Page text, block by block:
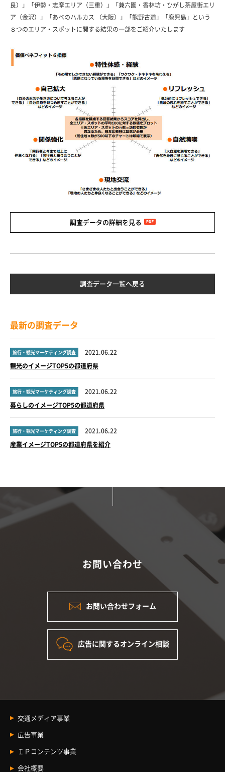
良）」「伊勢・志摩エリア（三重）」「兼六園・香林坊・ひがし茶屋街エリ
ア（金沢）」「あべのハルカス （大阪）」「熊野古道」「鹿児島」という
８つのエリア・スポットに関する結果の一部をご紹介いたします
調査データの詳細を見る
調査データ一覧へ戻る
最新の調査データ
旅行・観光マーケティング調査 2021.06.22
観光のイメージTOP5の都道府県
旅行・観光マーケティング調査 2021.06.22
暮らしのイメージTOP5の都道府県
旅行・観光マーケティング調査 2021.06.22
産業イメージTOP5の都道府県を紹介
お問い合わせ
お問い合わせフォーム
広告に関するオンライン相談
交通メディア事業
交通メディア事業
イベントスペース
広告事業
広告事業 Index
ＩＰコンテンツ事業
ＩＰコンテンツ事業
会社概要